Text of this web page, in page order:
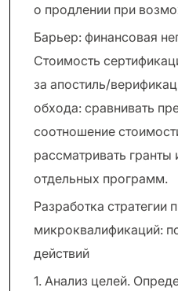
о продлении при
Барьер: финансовая
Стоимость
за апостиль/
обхода: сравнивать
соотношение
рассматривать гранты
отдельных программ.
Разработка стратегии
микроквалификаций:
действий
1. Анализ целей.